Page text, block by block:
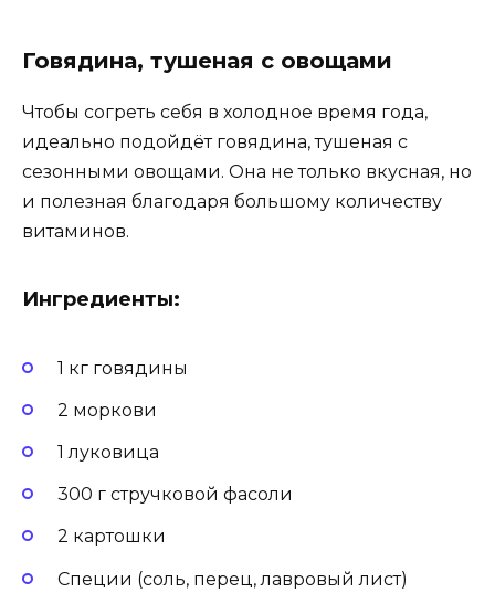
Говядина, тушеная с овощами
Чтобы согреть себя в холодное время года,
идеально подойдёт говядина, тушеная с
сезонными овощами. Она не только вкусная, но
и полезная благодаря большому количеству
витаминов.
Ингредиенты:
1 кг говядины
2 моркови
1 луковица
300 г стручковой фасоли
2 картошки
Специи (соль, перец, лавровый лист)